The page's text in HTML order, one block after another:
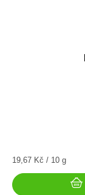
Měrná
19,67 Kč / 10 g